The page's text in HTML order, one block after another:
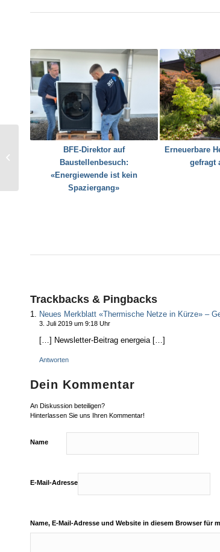
BFE-Direktor auf
Baustellenbesuch:
«Energiewende ist kein
Spaziergang»
Erneuerbare
gefragt
Trackbacks & Pingbacks
Neues Merkblatt «Thermische Netze in Kürze» –
3. Juli 2019 um 9:18 Uhr
[…] Newsletter-Beitrag energeia […]
Antworten
Dein Kommentar
An Diskussion beteiligen?
Hinterlassen Sie uns Ihren Kommentar!
Name
E-Mail-Adresse
Name, E-Mail-Adresse und Website in diesem Browser für
Glacier retreat offers
opportunities for
additional storage
hydropower